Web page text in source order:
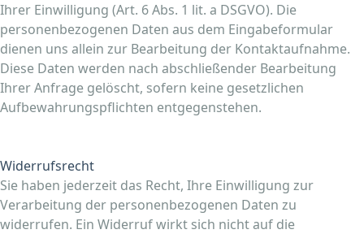
Ihrer Einwilligung (Art. 6 Abs. 1 lit. a DSGVO). Die
personenbezogenen Daten aus dem Eingabeformular
dienen uns allein zur Bearbeitung der Kontaktaufnahme.
Diese Daten werden nach abschließender Bearbeitung
Ihrer Anfrage gelöscht, sofern keine gesetzlichen
Aufbewahrungspflichten entgegenstehen.
Widerrufsrecht
Sie haben jederzeit das Recht, Ihre Einwilligung zur
Verarbeitung der personenbezogenen Daten zu
widerrufen. Ein Widerruf wirkt sich nicht auf die